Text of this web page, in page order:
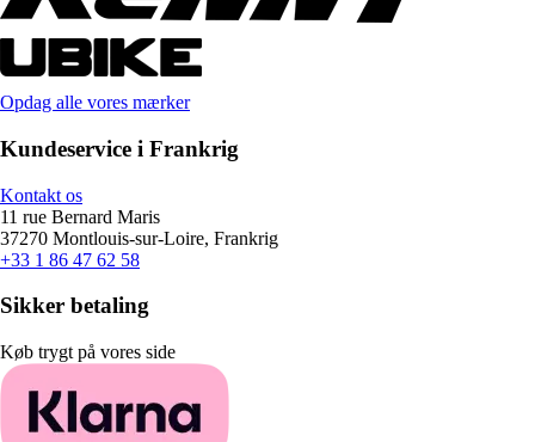
Opdag alle vores mærker
Kundeservice i Frankrig
Kontakt os
11 rue Bernard Maris
37270 Montlouis-sur-Loire, Frankrig
+33 1 86 47 62 58
Sikker betaling
Køb trygt på vores side